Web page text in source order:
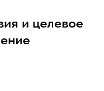
и целевое